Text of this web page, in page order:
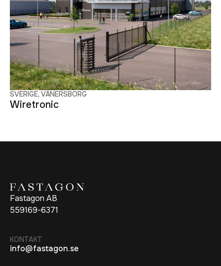
SVERIGE, VÄNERSBORG
Wiretronic
Fastagon AB
559169-6371
KONTAKT
info@fastagon.se